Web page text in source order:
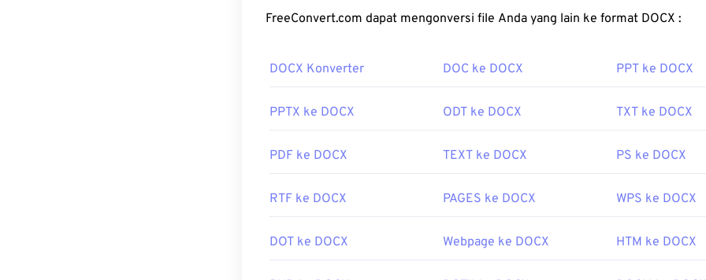
FreeConvert.com dapat mengonversi file Anda yang lain ke format DOCX :
DOCX Konverter DOC ke DOCX PPT ke DOCX
PPTX ke DOCX ODT ke DOCX TXT ke DOCX
PDF ke DOCX TEXT ke DOCX PS ke DOCX
RTF ke DOCX PAGES ke DOCX WPS ke DOCX
DOT ke DOCX Webpage ke DOCX HTM ke DOCX